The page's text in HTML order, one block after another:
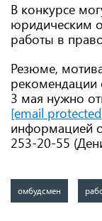
В конкурсе
юридическим
работы в
Резюме,
рекомендации
3 мая нужно
[email
информацией
253-20-55
омбудсмен